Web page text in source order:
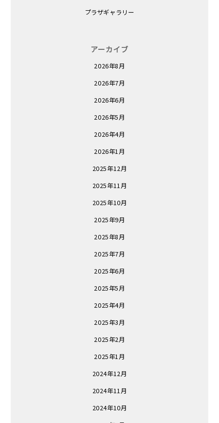
プラザギャラリー
アーカイブ
2026年8月
2026年7月
2026年6月
2026年5月
2026年4月
2026年1月
2025年12月
2025年11月
2025年10月
2025年9月
2025年8月
2025年7月
2025年6月
2025年5月
2025年4月
2025年3月
2025年2月
2025年1月
2024年12月
2024年11月
2024年10月